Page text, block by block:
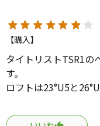
ー系で少し飛んでし
↓
VENTUS BLUE HB
といった経緯でこの
ベンタスなのに9Xは
ーは手元が全然緩い
ないです。
【購入】
タイトリストTSR1の
す。
ロフトは23°U5と
ドライバーからウッ
流れで使えると思い